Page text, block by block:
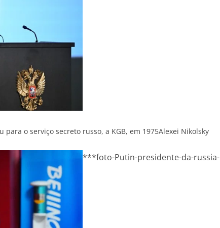
o serviço secreto russo, a KGB, em 1975Alexei Nikolsky
***foto-Putin-presidente-da-russia-